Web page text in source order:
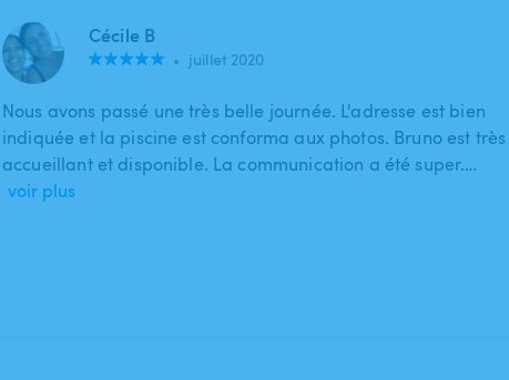
Cécile B
• juillet 2020
Nous avons passé une très belle journée. L'adresse est bien
indiquée et la piscine est conforma aux photos. Bruno est très
accueillant et disponible. La communication a été super.…
voir plus